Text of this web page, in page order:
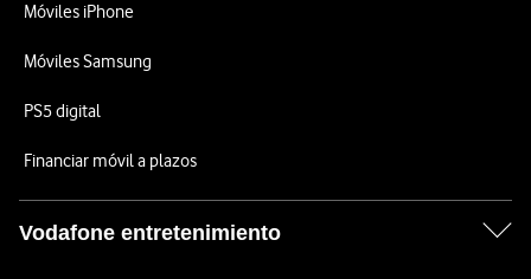
Móviles iPhone
Móviles Samsung
PS5 digital
Financiar móvil a plazos
Vodafone entretenimiento